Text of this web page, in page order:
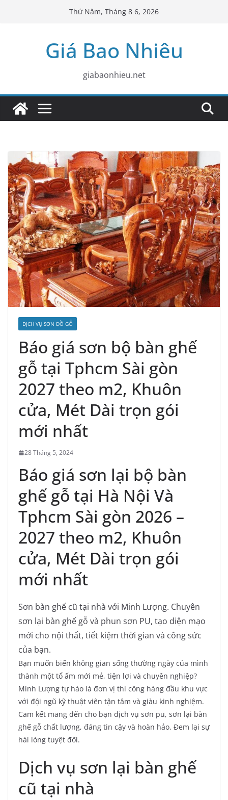
Thứ Năm, Tháng 8 6, 2026
Giá Bao Nhiêu
giabaonhieu.net
DỊCH VỤ SƠN ĐỒ GỖ
Báo giá sơn bộ bàn ghế
gỗ tại Tphcm Sài gòn
2027 theo m2, Khuôn
cửa, Mét Dài trọn gói
mới nhất
28 Tháng 5, 2024
Báo giá sơn lại bộ bàn
ghế gỗ tại Hà Nội Và
Tphcm Sài gòn 2026 –
2027 theo m2, Khuôn
cửa, Mét Dài trọn gói
mới nhất
Sơn bàn ghế cũ tại nhà với Minh Lượng. Chuyên
sơn lại bàn ghế gỗ và phun sơn PU, tạo diện mạo
mới cho nội thất, tiết kiệm thời gian và công sức
của bạn.
Bạn muốn biến không gian sống thường ngày của mình
thành một tổ ấm mới mẻ, tiện lợi và chuyên nghiệp?
Minh Lượng tự hào là đơn vị thi công hàng đầu khu vực
với đội ngũ kỹ thuật viên tận tâm và giàu kinh nghiệm.
Cam kết mang đến cho bạn dịch vụ sơn pu, sơn lại bàn
ghế gỗ chất lượng, đáng tin cậy và hoàn hảo. Đem lại sự
hài lòng tuyệt đối.
Dịch vụ sơn lại bàn ghế
cũ tại nhà